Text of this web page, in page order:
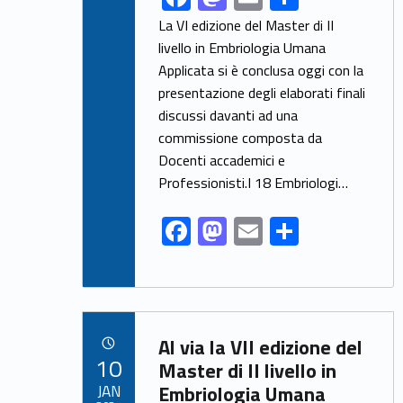
ac
e
b
o
o
k
as
to
d
o
n
m
ai
l
h
ar
e
La VI edizione del Master di II
livello in Embriologia Umana
Applicata si è conclusa oggi con la
presentazione degli elaborati finali
discussi davanti ad una
commissione composta da
Docenti accademici e
Professionisti.I 18 Embriologi…
F
ac
e
b
o
o
M
as
to
d
o
n
E
m
ai
l
S
ar
e
Link identifier archive #link-archive-72974
Al via la VII edizione del
Master di II livello in
Embriologia Umana
10
JAN